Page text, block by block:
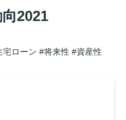
2021
宅ローン #将来性 #資産性